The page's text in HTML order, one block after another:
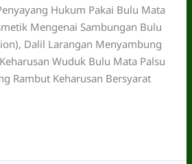
Hukum Pakai Bulu Mata
Mengenai Sambungan Bulu
Dalil Larangan Menyambung
Wuduk Bulu Mata Palsu
Rambut Keharusan Bersyarat